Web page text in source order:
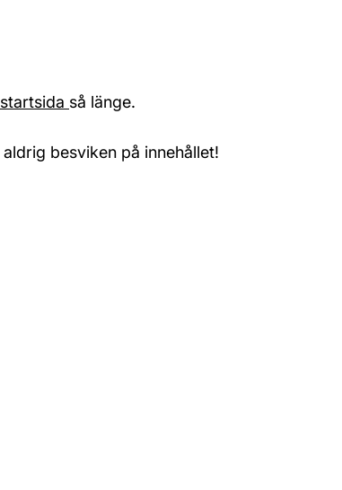
så länge.
besviken på innehållet!